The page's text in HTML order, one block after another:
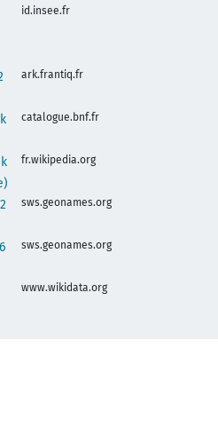
id.insee.fr
ark.frantiq.fr
catalogue.bnf.fr
fr.wikipedia.org
sws.geonames.org
sws.geonames.org
www.wikidata.org